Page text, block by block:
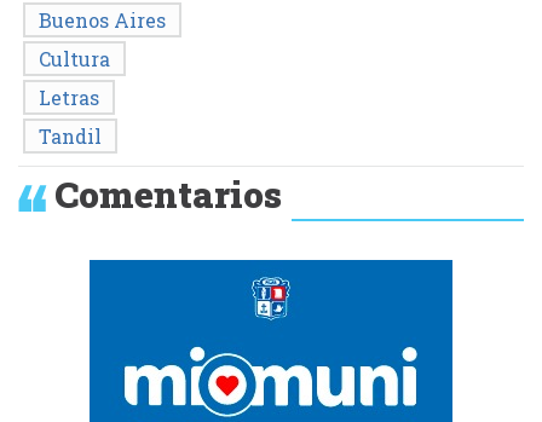
Buenos Aires
Cultura
Letras
Tandil
Comentarios